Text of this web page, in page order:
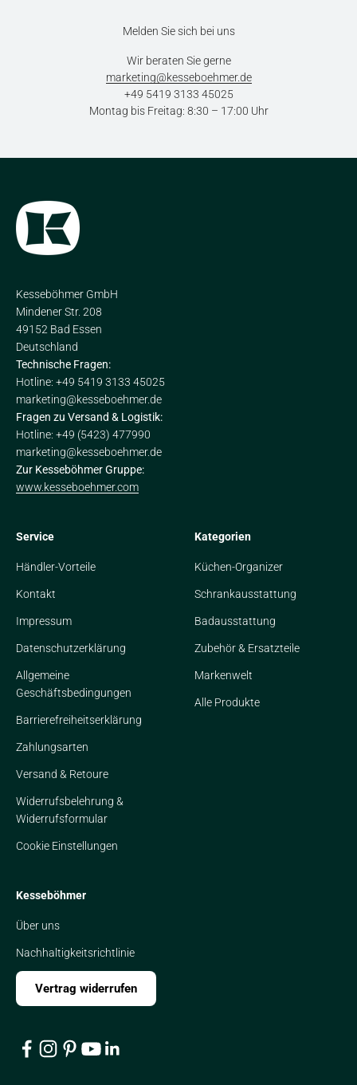
Melden Sie sich bei uns
Wir beraten Sie gerne
marketing@kesseboehmer.de
+49 5419 3133 45025
Montag bis Freitag: 8:30 – 17:00 Uhr
Kesseböhmer GmbH
Mindener Str. 208
49152 Bad Essen
Deutschland
Technische Fragen:
Hotline: +49 5419 3133 45025
marketing@kesseboehmer.de
Fragen zu Versand & Logistik:
Hotline: +49 (5423) 477990
marketing@kesseboehmer.de
Zur Kesseböhmer Gruppe:
www.kesseboehmer.com
Service
Händler-Vorteile
Kontakt
Impressum
Datenschutzerklärung
Allgemeine
Geschäftsbedingungen
Barrierefreiheitserklärung
Zahlungsarten
Versand & Retoure
Widerrufsbelehrung &
Widerrufsformular
Cookie Einstellungen
Kategorien
Küchen-Organizer
Schrankausstattung
Badausstattung
Zubehör & Ersatzteile
Markenwelt
Alle Produkte
Kesseböhmer
Über uns
Nachhaltigkeitsrichtlinie
Vertrag widerrufen